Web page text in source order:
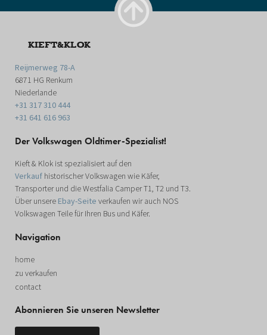
KIEFT&KLOK
Reijmerweg 78-A
6871 HG Renkum
Niederlande
+31 317 310 444
+31 641 616 963
Der Volkswagen Oldtimer-Spezialist!
Kieft & Klok ist spezialisiert auf den
Verkauf historischer Volkswagen wie Käfer,
Transporter und die Westfalia Camper T1, T2 und T3.
Über unsere Ebay-Seite verkaufen wir auch NOS
Volkswagen Teile für Ihren Bus und Käfer.
Navigation
home
zu verkaufen
contact
Abonnieren Sie unseren Newsletter